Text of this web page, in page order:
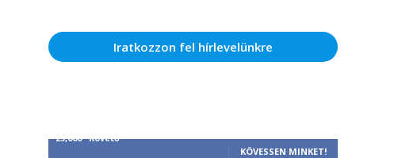
Iratkozzon fel hírlevelünkre
25,000 Követő
KÖVESSEN MINKET!